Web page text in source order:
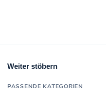
Weiter stöbern
PASSENDE KATEGORIEN